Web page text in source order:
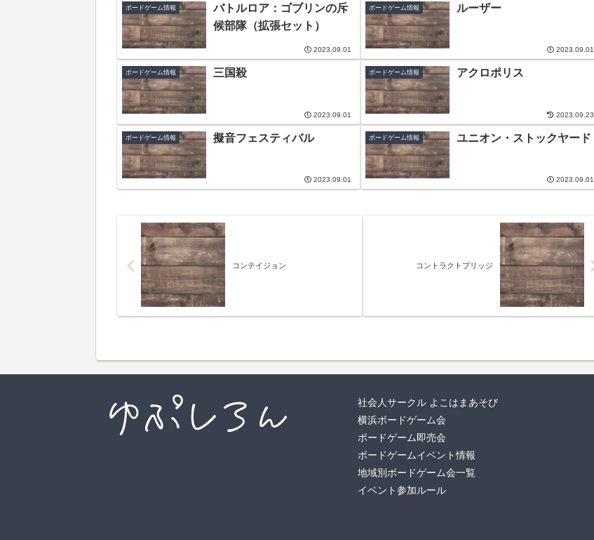
ボードゲーム情報
バトルロア：ゴブリンの斥
候部隊（拡張セット）
2023.09.01
ボードゲーム情報 ルーザー
2023.09.01
ボードゲーム情報 三国殺
2023.09.01
ボードゲーム情報 アクロポリス
2023.09.23
ボードゲーム情報 擬音フェスティバル
2023.09.01
ボードゲーム情報 ユニオン・ストックヤード
2023.09.01
コンテイジョン コントラクトブリッジ
社会人サークル よこはまあそび
横浜ボードゲーム会
ボードゲーム即売会
ボードゲームイベント情報
地域別ボードゲーム会一覧
イベント参加ルール